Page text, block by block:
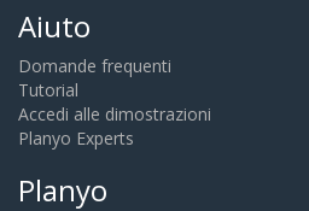
Aiuto
Domande frequenti
Tutorial
Accedi alle dimostrazioni
Planyo Experts
Planyo